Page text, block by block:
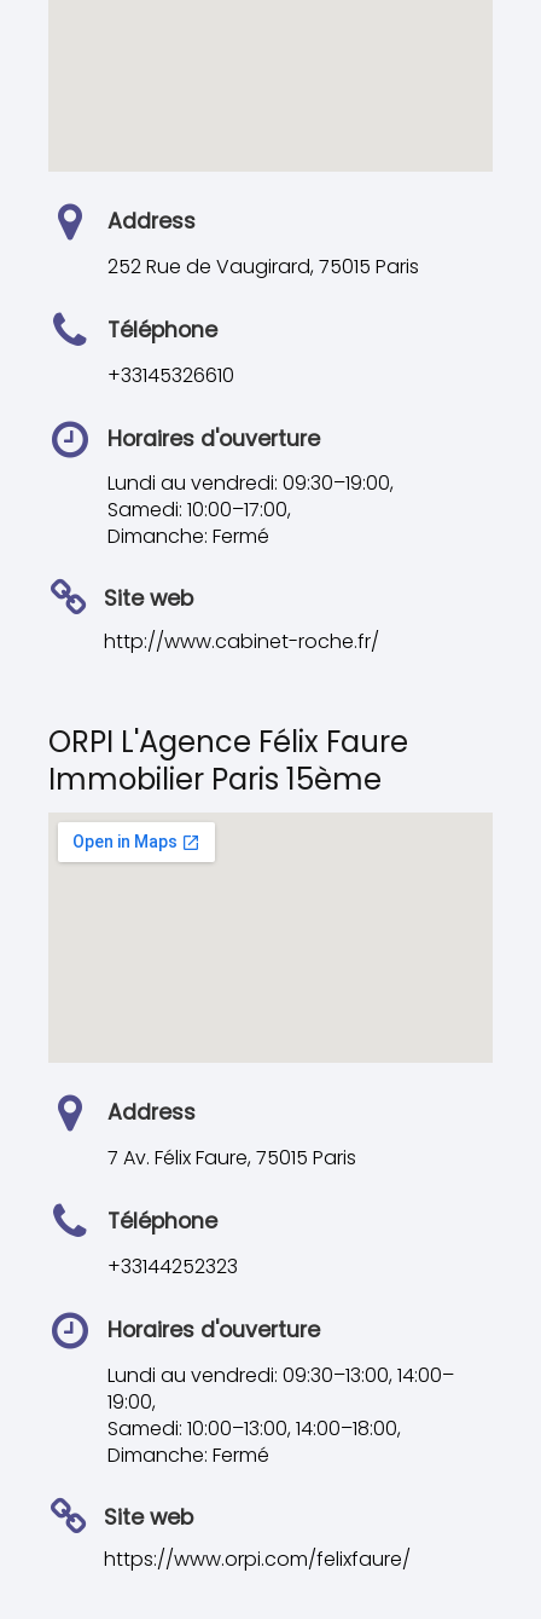
Address
252 Rue de Vaugirard, 75015 Paris
Téléphone
+33145326610
Horaires d'ouverture
Lundi au vendredi: 09:30–19:00,
Samedi: 10:00–17:00,
Dimanche: Fermé
Site web
http://www.cabinet-roche.fr/
ORPI L'Agence Félix Faure
Immobilier Paris 15ème
Address
7 Av. Félix Faure, 75015 Paris
Téléphone
+33144252323
Horaires d'ouverture
Lundi au vendredi: 09:30–13:00, 14:00–
19:00,
Samedi: 10:00–13:00, 14:00–18:00,
Dimanche: Fermé
Site web
https://www.orpi.com/felixfaure/